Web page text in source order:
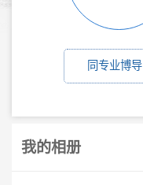
同专业博导
我的相册